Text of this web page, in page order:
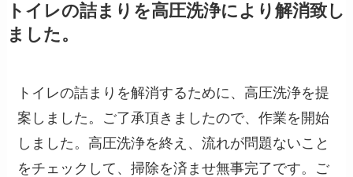
トイレの詰まりを高圧洗浄により解消致し
ました。
トイレの詰まりを解消するために、高圧洗浄を提
案しました。ご了承頂きましたので、作業を開始
しました。高圧洗浄を終え、流れが問題ないこと
をチェックして、掃除を済ませ無事完了です。ご